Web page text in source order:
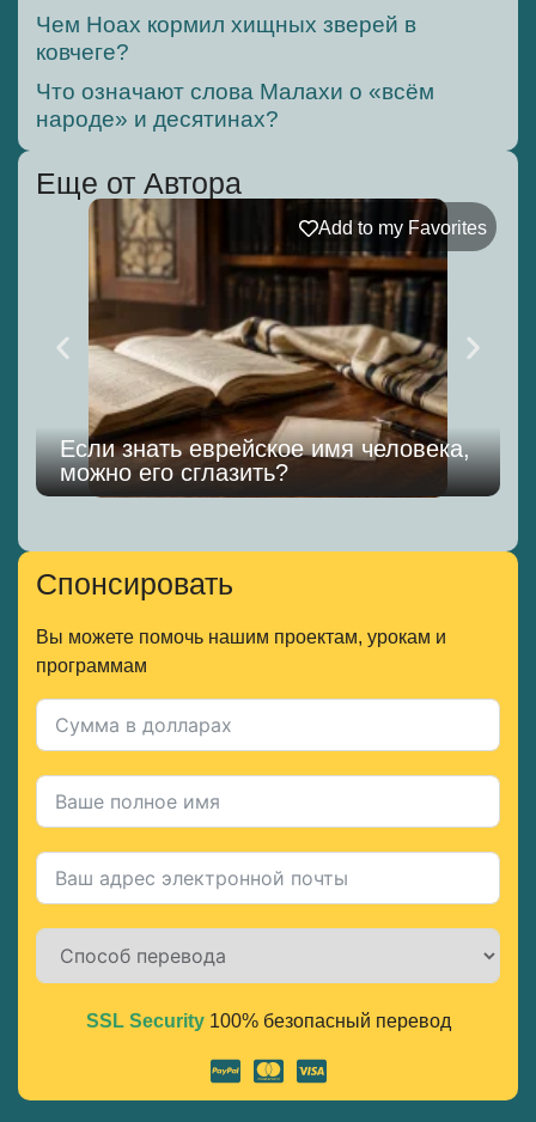
Чем Ноах кормил хищных зверей в
ковчеге?
Что означают слова Малахи о «всём
народе» и десятинах?
Еще от Автора
Add to my Favorites
Если знать еврейское имя человека,
можно его сглазить?
Спонсировать
Вы можете помочь нашим проектам, урокам и
программам
Alternative:
SSL Security100% безопасный перевод